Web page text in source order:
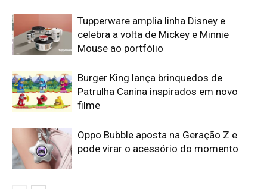
Tupperware amplia linha Disney e
celebra a volta de Mickey e Minnie
Mouse ao portfólio
Burger King lança brinquedos de
Patrulha Canina inspirados em novo
filme
Oppo Bubble aposta na Geração Z e
pode virar o acessório do momento